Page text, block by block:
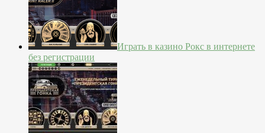
Играть в казино Рокс в интернете
без регистрации